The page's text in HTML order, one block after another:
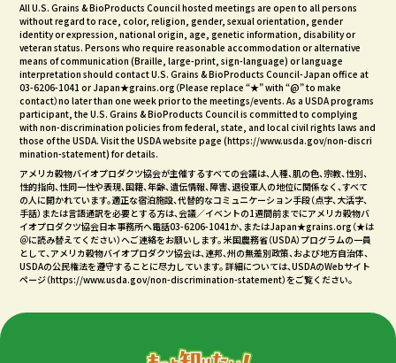
All U.S. Grains & BioProducts Council hosted meetings are open to all persons
without regard to race, color, religion, gender, sexual orientation, gender
identity or expression, national origin, age, genetic information, disability or
veteran status. Persons who require reasonable accommodation or alternative
means of communication (Braille, large-print, sign-language) or language
interpretation should contact U.S. Grains & BioProducts Council-Japan office at
03-6206-1041 or Japan★grains.org（Please replace “★” with “@” to make
contact）no later than one week prior to the meetings/events. As a USDA programs
participant, the U.S. Grains & BioProducts Council is committed to complying
with non-discrimination policies from federal, state, and local civil rights laws and
those of the USDA. Visit the USDA website page (https://www.usda.gov/non-discri
mination-statement) for details.
アメリカ穀物バイオプロダクツ協会が主催するすべての会議は、人種、肌の色、宗教、性別、
性的指向、性同一性や表現、国籍、年齢、遺伝情報、障害、退役軍人の地位に関係なく、すべて
の人に開かれています。適正な宿泊施設、代替的なコミュニケーション手段（点字、大活字、
手話）または言語通訳を必要とする方は、会議／イベントの1週間前までにアメリカ穀物バ
イオプロダクツ協会日本事務所へ電話03-6206-1041か、またはJapan★grains.org（★は
＠に読み替えてください）へご連絡をお願いします。 米国農務省（USDA）プログラムの一員
として、アメリカ穀物バイオプロダクツ協会は、連邦、州の無差別政策、および地方自治体、
USDAの公民権法を遵守することに尽力しています。 詳細については、USDAのWebサイト
ページ（https://www.usda.gov/non-discrimination-statement）をご覧ください。